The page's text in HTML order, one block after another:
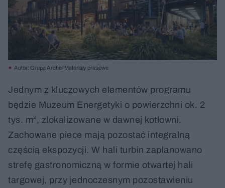
Autor: Grupa Arche/ Materiały prasowe
Jednym z kluczowych elementów programu
będzie Muzeum Energetyki o powierzchni ok. 2
tys. m², zlokalizowane w dawnej kotłowni.
Zachowane piece mają pozostać integralną
częścią ekspozycji. W hali turbin zaplanowano
strefę gastronomiczną w formie otwartej hali
targowej, przy jednoczesnym pozostawieniu